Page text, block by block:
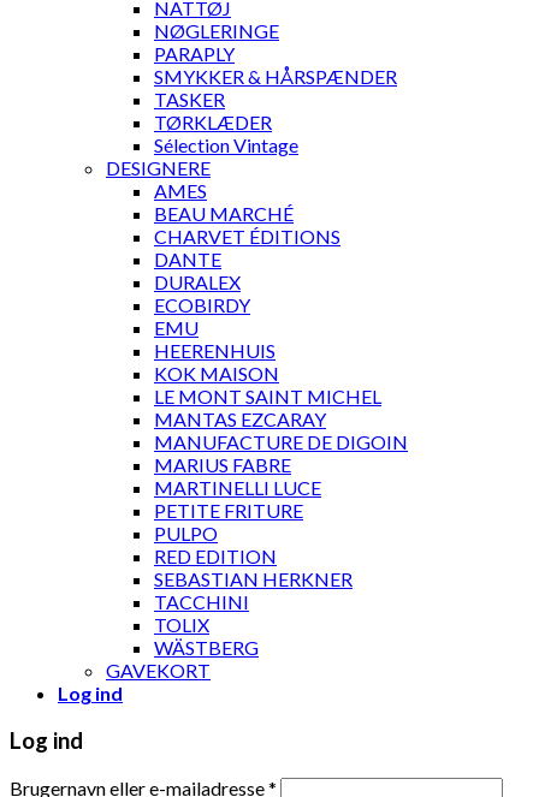
NATTØJ
NØGLERINGE
PARAPLY
SMYKKER & HÅRSPÆNDER
TASKER
TØRKLÆDER
Sélection Vintage
DESIGNERE
AMES
BEAU MARCHÉ
CHARVET ÉDITIONS
DANTE
DURALEX
ECOBIRDY
EMU
HEERENHUIS
KOK MAISON
LE MONT SAINT MICHEL
MANTAS EZCARAY
MANUFACTURE DE DIGOIN
MARIUS FABRE
MARTINELLI LUCE
PETITE FRITURE
PULPO
RED EDITION
SEBASTIAN HERKNER
TACCHINI
TOLIX
WÄSTBERG
GAVEKORT
Log ind
Log ind
Brugernavn eller e-mailadresse*